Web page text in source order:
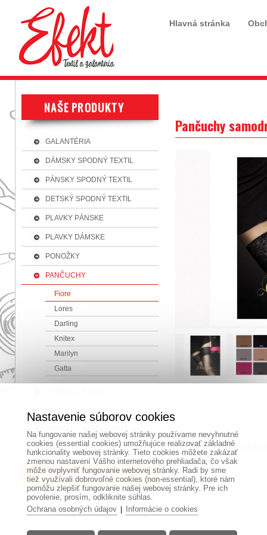
Hlavná stránka
GALANTÉRIA
DÁMSKY SPODNÝ TEXTIL
PÁNSKY SPODNÝ TEXTIL
DETSKÝ SPODNÝ TEXTIL
PLAVKY PÁNSKE
PLAVKY DÁMSKE
PONOŽKY
PANČUCHY
Fiore
Lores
Darling
Knitex
Marilyn
Gatta
MÓDNE DOPLNKY
VYŠÍVANÉ PRODUKTY
TÉMY
Váš nákupný košík je prázdny
Pančuchy
Obľúbené samodržiace
Nastavenie súborov cookies
Na fungovanie našej webovej stránky používame nevyhnutné
cookies (essential cookies) umožňujúce realizovať základné
funkcionality webovej stránky. Tieto cookies môžete zakázať
zmenou nastavení Vášho internetového prehliadača, čo však
môže ovplyvniť fungovanie webovej stránky. Radi by sme
tiež využívali dobrovoľné cookies (non-essential), ktoré nám
pomôžu zlepšiť fungovanie našej webovej stránky. Pre ich
povolenie, prosím, odkliknite súhlas.
Ochrana osobných údajov| Informácie o cookies